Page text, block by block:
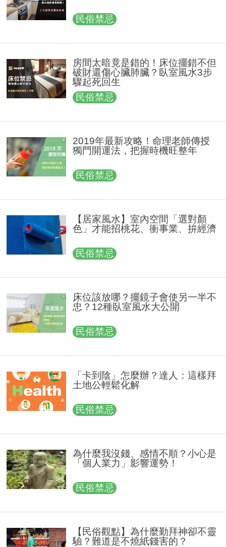
民俗禁忌
房間太暗竟是錯的！床位擺錯不但
破財還傷心臟肺臟？臥室風水3步
驟起死回生
民俗禁忌
2019年最新攻略！命理老師傳授
獨門開運法，把握時機旺整年
民俗禁忌
【居家風水】室內空間「選對顏
色」才能招桃花、衝事業、拚經濟
民俗禁忌
床位該放哪？擺鏡子會使另一半不
忠？12種臥室風水大公開
民俗禁忌
「卡到陰」怎麼辦？達人：這樣拜
土地公輕鬆化解
民俗禁忌
為什麼我沒錢、感情不順？小心是
「個人業力」影響運勢！
民俗禁忌
【民俗觀點】為什麼勤拜神卻不靈
驗？難道是不燒紙錢害的？